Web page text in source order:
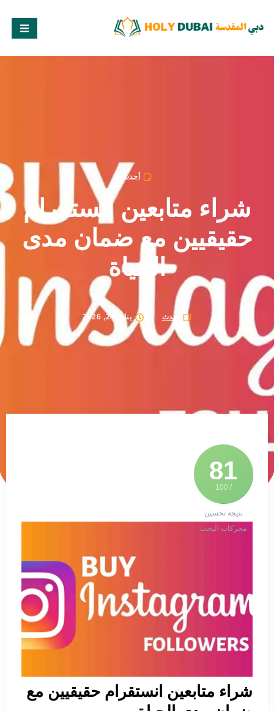
أحدث
شراء متابعين انستقرام
حقيقيين مع ضمان مدى
الحياة
أحدث يناير 24, 2026
81
/ 100
نتيجة تحسين
محركات البحث
شراء متابعين انستقرام حقيقيين مع